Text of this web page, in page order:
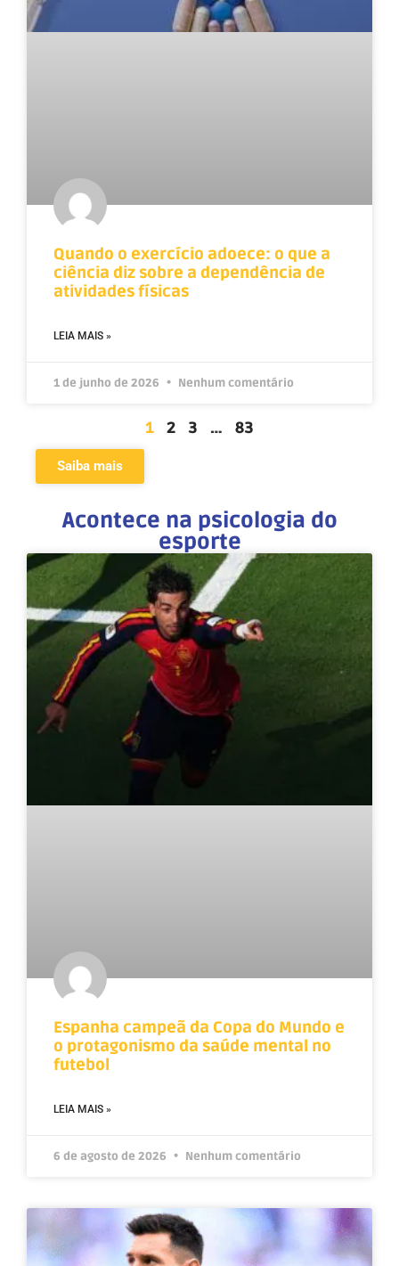
Quando o exercício adoece: o que a
ciência diz sobre a dependência de
atividades físicas
LEIA MAIS »
1 de junho de 2026 Nenhum comentário
1 2 3 … 83
Saiba mais
Acontece na psicologia do
esporte
Espanha campeã da Copa do Mundo e
o protagonismo da saúde mental no
futebol
LEIA MAIS »
6 de agosto de 2026 Nenhum comentário